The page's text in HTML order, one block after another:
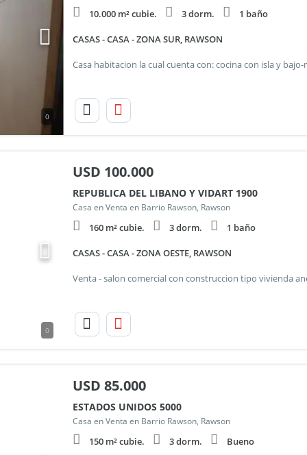
0
10.000 m² cubie. 3 dorm. 1 baño
CASAS - CASA - ZONA SUR, RAWSON
0
USD 100.000
REPUBLICA DEL LIBANO Y VIDART 1900
Casa en Venta en Barrio Rawson, Rawson
160 m² cubie. 3 dorm. 1 baño
CASAS - CASA - ZONA OESTE, RAWSON
USD 85.000
ESTADOS UNIDOS 5000
Casa en Venta en Barrio Rawson, Rawson
150 m² cubie. 3 dorm. Bueno